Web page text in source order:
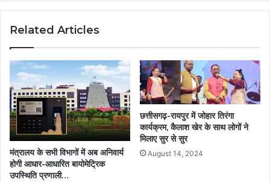
Related Articles
मंत्रालय के सभी विभागों में अब अनिवार्य
होगी आधार-आधारित बायोमेट्रिक
उपस्थिति प्रणाली…
छत्तीसगढ़-रायपुर में जोहार तिरंगा
कार्यक्रम, कैलाश खेर के साथ लोगों ने
मिलाए सुर से सुर
August 14, 2024